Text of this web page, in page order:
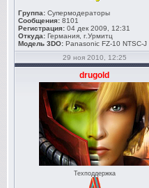
Группа: Супермодераторы
Сообщения: 8101
Регистрация: 04 дек 2009, 12:31
Откуда: Германия, г.Урмитц
Модель 3DO: Panasonic FZ-10 NTSC-J
29 ноя 2010, 12:25
drugold
Техподдержка